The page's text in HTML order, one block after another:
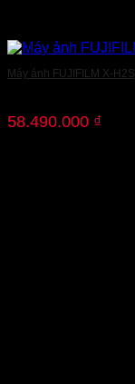
Máy ảnh FUJIFILM X-H2S
58.490.000 ₫